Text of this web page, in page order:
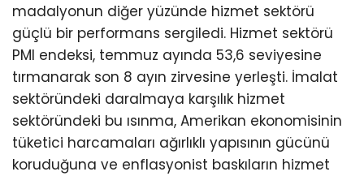
madalyonun diğer yüzünde hizmet sektörü
güçlü bir performans sergiledi. Hizmet sektörü
PMI endeksi, temmuz ayında 53,6 seviyesine
tırmanarak son 8 ayın zirvesine yerleşti. İmalat
sektöründeki daralmaya karşılık hizmet
sektöründeki bu ısınma, Amerikan ekonomisinin
tüketici harcamaları ağırlıklı yapısının gücünü
koruduğuna ve enflasyonist baskıların hizmet